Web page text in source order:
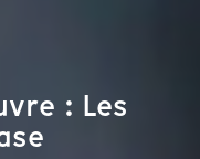
: Les